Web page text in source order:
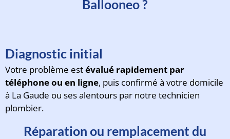
Ballooneo ?
Diagnostic initial
Votre problème estévalué rapidement par
téléphone ou en ligne, puis confirmé à votre domicile
à La Gaude ou ses alentours par notre technicien
plombier.
Réparation ou remplacement du